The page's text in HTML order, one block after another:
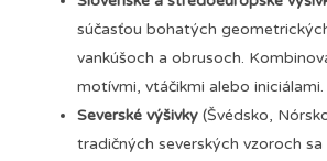
súčasťou bohatých
vankúšoch a obrusoch.
motívmi, vtáčikmi alebo iniciálami.
Severské výšivky(Švédsko,
tradičných severských vzoroch